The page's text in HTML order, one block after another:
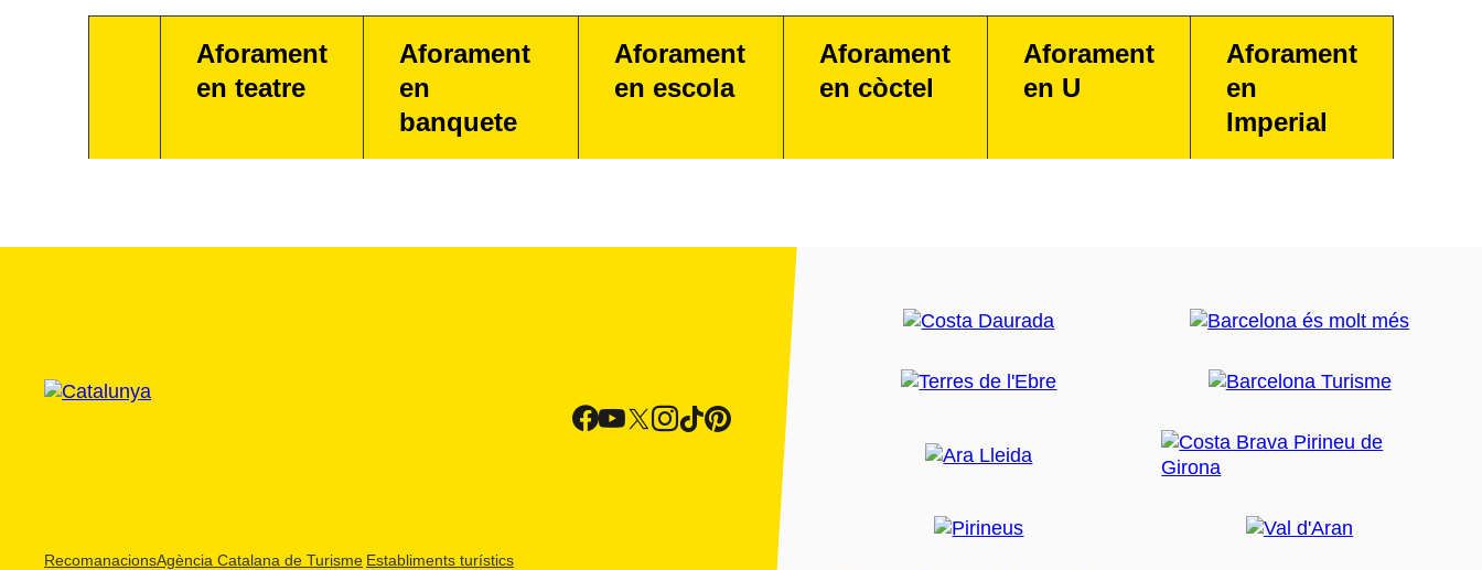
Aforament
en teatre
Aforament
en
banquete
Aforament
en escola
Aforament
en còctel
Aforament
en U
Aforament
en
Imperial
RecomanacionsAgència Catalana de Turisme Establiments turístics